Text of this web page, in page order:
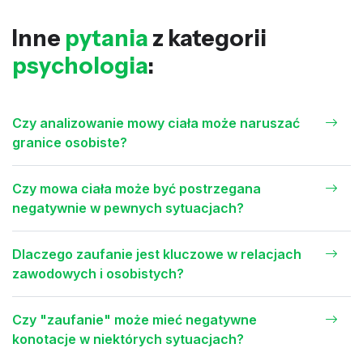
Inne pytania z kategorii
psychologia:
Czy analizowanie mowy ciała może naruszać
granice osobiste?
Czy mowa ciała może być postrzegana
negatywnie w pewnych sytuacjach?
Dlaczego zaufanie jest kluczowe w relacjach
zawodowych i osobistych?
Czy "zaufanie" może mieć negatywne
konotacje w niektórych sytuacjach?